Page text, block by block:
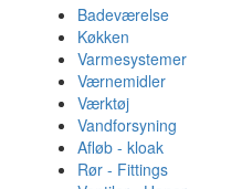
Badeværelse
Køkken
Varmesystemer
Værnemidler
Værktøj
Vandforsyning
Afløb - kloak
Rør - Fittings